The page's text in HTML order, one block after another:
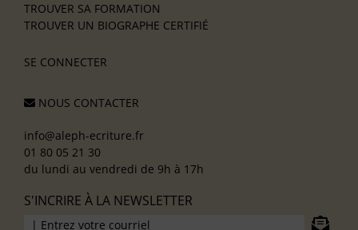
TROUVER SA FORMATION
TROUVER UN BIOGRAPHE CERTIFIÉ
SE CONNECTER
NOUS CONTACTER
info@aleph-ecriture.fr
01 80 05 21 30
du lundi au vendredi de 9h à 17h
S'INCRIRE À LA NEWSLETTER